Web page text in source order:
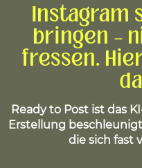
Instagram
bringen –
fressen.
Ready to Post ist das
Erstellung
die sich fast